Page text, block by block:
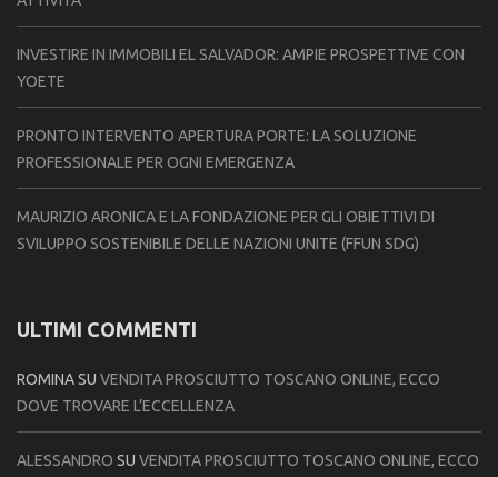
INVESTIRE IN IMMOBILI EL SALVADOR: AMPIE PROSPETTIVE CON
YOETE
PRONTO INTERVENTO APERTURA PORTE: LA SOLUZIONE
PROFESSIONALE PER OGNI EMERGENZA
MAURIZIO ARONICA E LA FONDAZIONE PER GLI OBIETTIVI DI
SVILUPPO SOSTENIBILE DELLE NAZIONI UNITE (FFUN SDG)
ULTIMI COMMENTI
ROMINASU VENDITA PROSCIUTTO TOSCANO ONLINE, ECCO
DOVE TROVARE L’ECCELLENZA
ALESSANDRO SU VENDITA PROSCIUTTO TOSCANO ONLINE, ECCO